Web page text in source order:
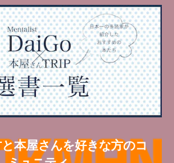
本屋さんを好きな方のコ